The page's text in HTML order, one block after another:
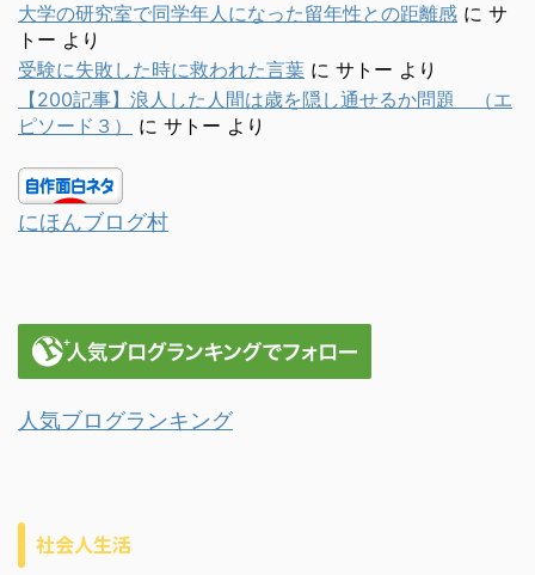
大学の研究室で同学年人になった留年性との距離感 に サ
トー より
受験に失敗した時に救われた言葉 に サトー より
【200記事】浪人した人間は歳を隠し通せるか問題 （エ
ピソード３）
に サトー より
にほんブログ村
人気ブログランキング
社会人生活